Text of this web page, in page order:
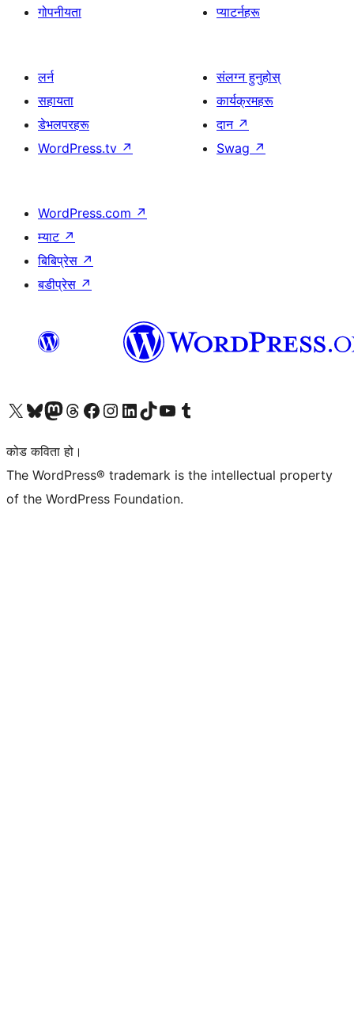
गोपनीयता
प्याटर्नहरू
लर्न
सहायता
डेभलपरहरू
WordPress.tv ↗
संलग्न हुनुहोस्
कार्यक्रमहरू
दान ↗
Swag ↗
WordPress.com ↗
म्याट ↗
बिबिप्रेस ↗
बडीप्रेस ↗
हाम्रो X (पहिले ट्विटर) खातामा जानुहोस्
हाम्रो Bluesky खाता भ्रमण गर्नुहोस्
हाम्रो म्यास्टोडन खाता भ्रमण गर्नुहोस्
हाम्रो थ्रेड्स खातामा जानुहोस्
हाम्रो फेसबुक पेजमा जानुहोस्
हाम्रो इन्स्टाग्राम खातामा जानुहोस्
हाम्रो लिङ्क्डइन खातामा जानुहोस्
हाम्रो TikTok खाता भ्रमण गर्नुहोस्
हाम्रो युट्युब च्यानलमा जानुहोस्
हाम्रो टम्बलर खाता भ्रमण गर्नुहोस्
कोड कविता हो।
The WordPress® trademark is the intellectual property
of the WordPress Foundation.